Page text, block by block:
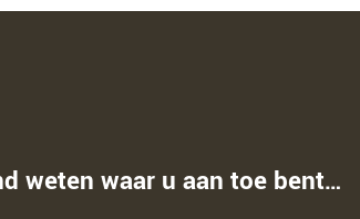
weten waar u aan toe bent…